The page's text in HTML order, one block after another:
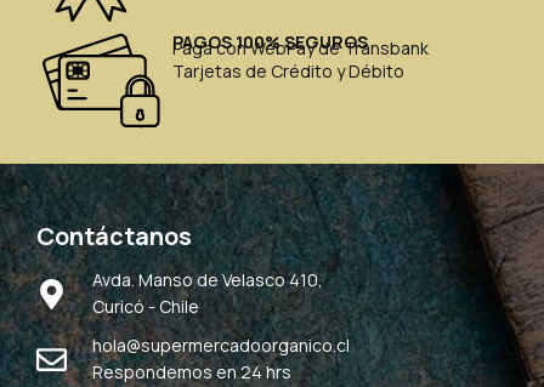
PAGOS 100% SEGUROS
Paga con WebPay de Transbank
Tarjetas de Crédito y Débito
Contáctanos
Avda. Manso de Velasco 410,
Curicó - Chile
hola@supermercadoorganico.cl
Respondemos en 24 hrs